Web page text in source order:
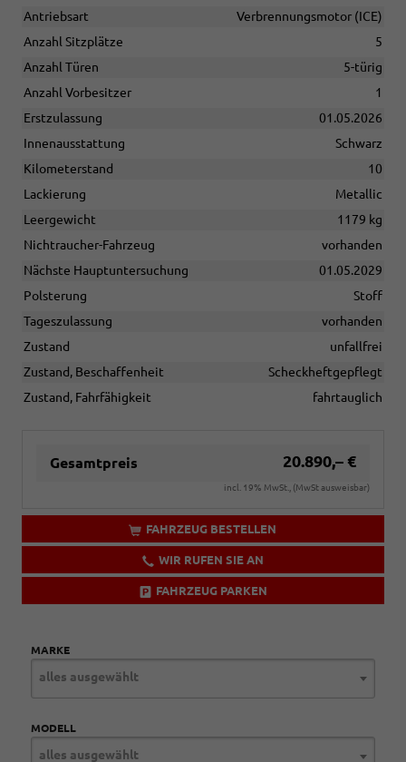
Antriebsart
Verbrennungsmotor (ICE)
Anzahl Sitzplätze
5
Anzahl Türen
5-türig
Anzahl Vorbesitzer
1
Erstzulassung
01.05.2026
Innenausstattung
Schwarz
Kilometerstand
10
Lackierung
Metallic
Leergewicht
1179 kg
Nichtraucher-Fahrzeug
vorhanden
Nächste Hauptuntersuchung
01.05.2029
Polsterung
Stoff
Tageszulassung
vorhanden
Zustand
unfallfrei
Zustand, Beschaffenheit
Scheckheftgepflegt
Zustand, Fahrfähigkeit
fahrtauglich
Gesamtpreis 20.890,– €
incl. 19% MwSt., (MwSt ausweisbar)
FAHRZEUG BESTELLEN
WIR RUFEN SIE AN
FAHRZEUG PARKEN
MARKE
alles ausgewählt
MODELL
alles ausgewählt